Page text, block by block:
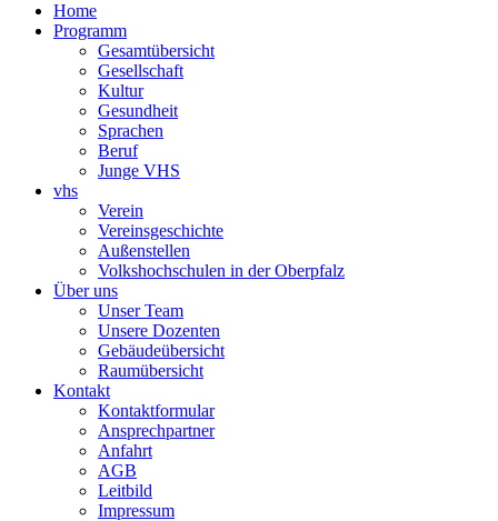
Home
Programm
Gesamtübersicht
Gesellschaft
Kultur
Gesundheit
Sprachen
Beruf
Junge VHS
vhs
Verein
Vereinsgeschichte
Außenstellen
Volkshochschulen in der Oberpfalz
Über uns
Unser Team
Unsere Dozenten
Gebäudeübersicht
Raumübersicht
Kontakt
Kontaktformular
Ansprechpartner
Anfahrt
AGB
Leitbild
Impressum